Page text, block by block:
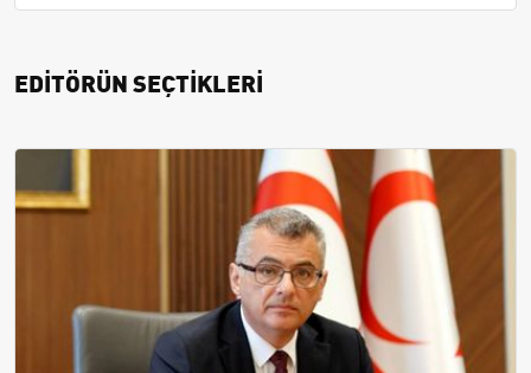
EDİTÖRÜN SEÇTİKLERİ